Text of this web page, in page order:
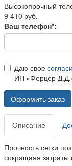
Высокопрочный
9 410 руб.
Ваш телефон*:
Даю свое
ИП «Ферцер
Оформить заказ
Описание
Прочность сетки
сокращаяя затраты